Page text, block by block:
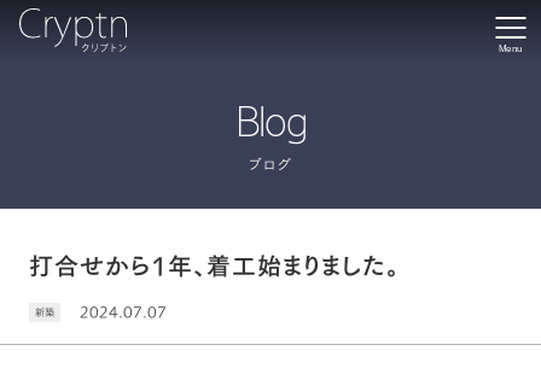
Menu
Blog
ブログ
打合せから1年、着工始まりました。
新築 2024.07.07